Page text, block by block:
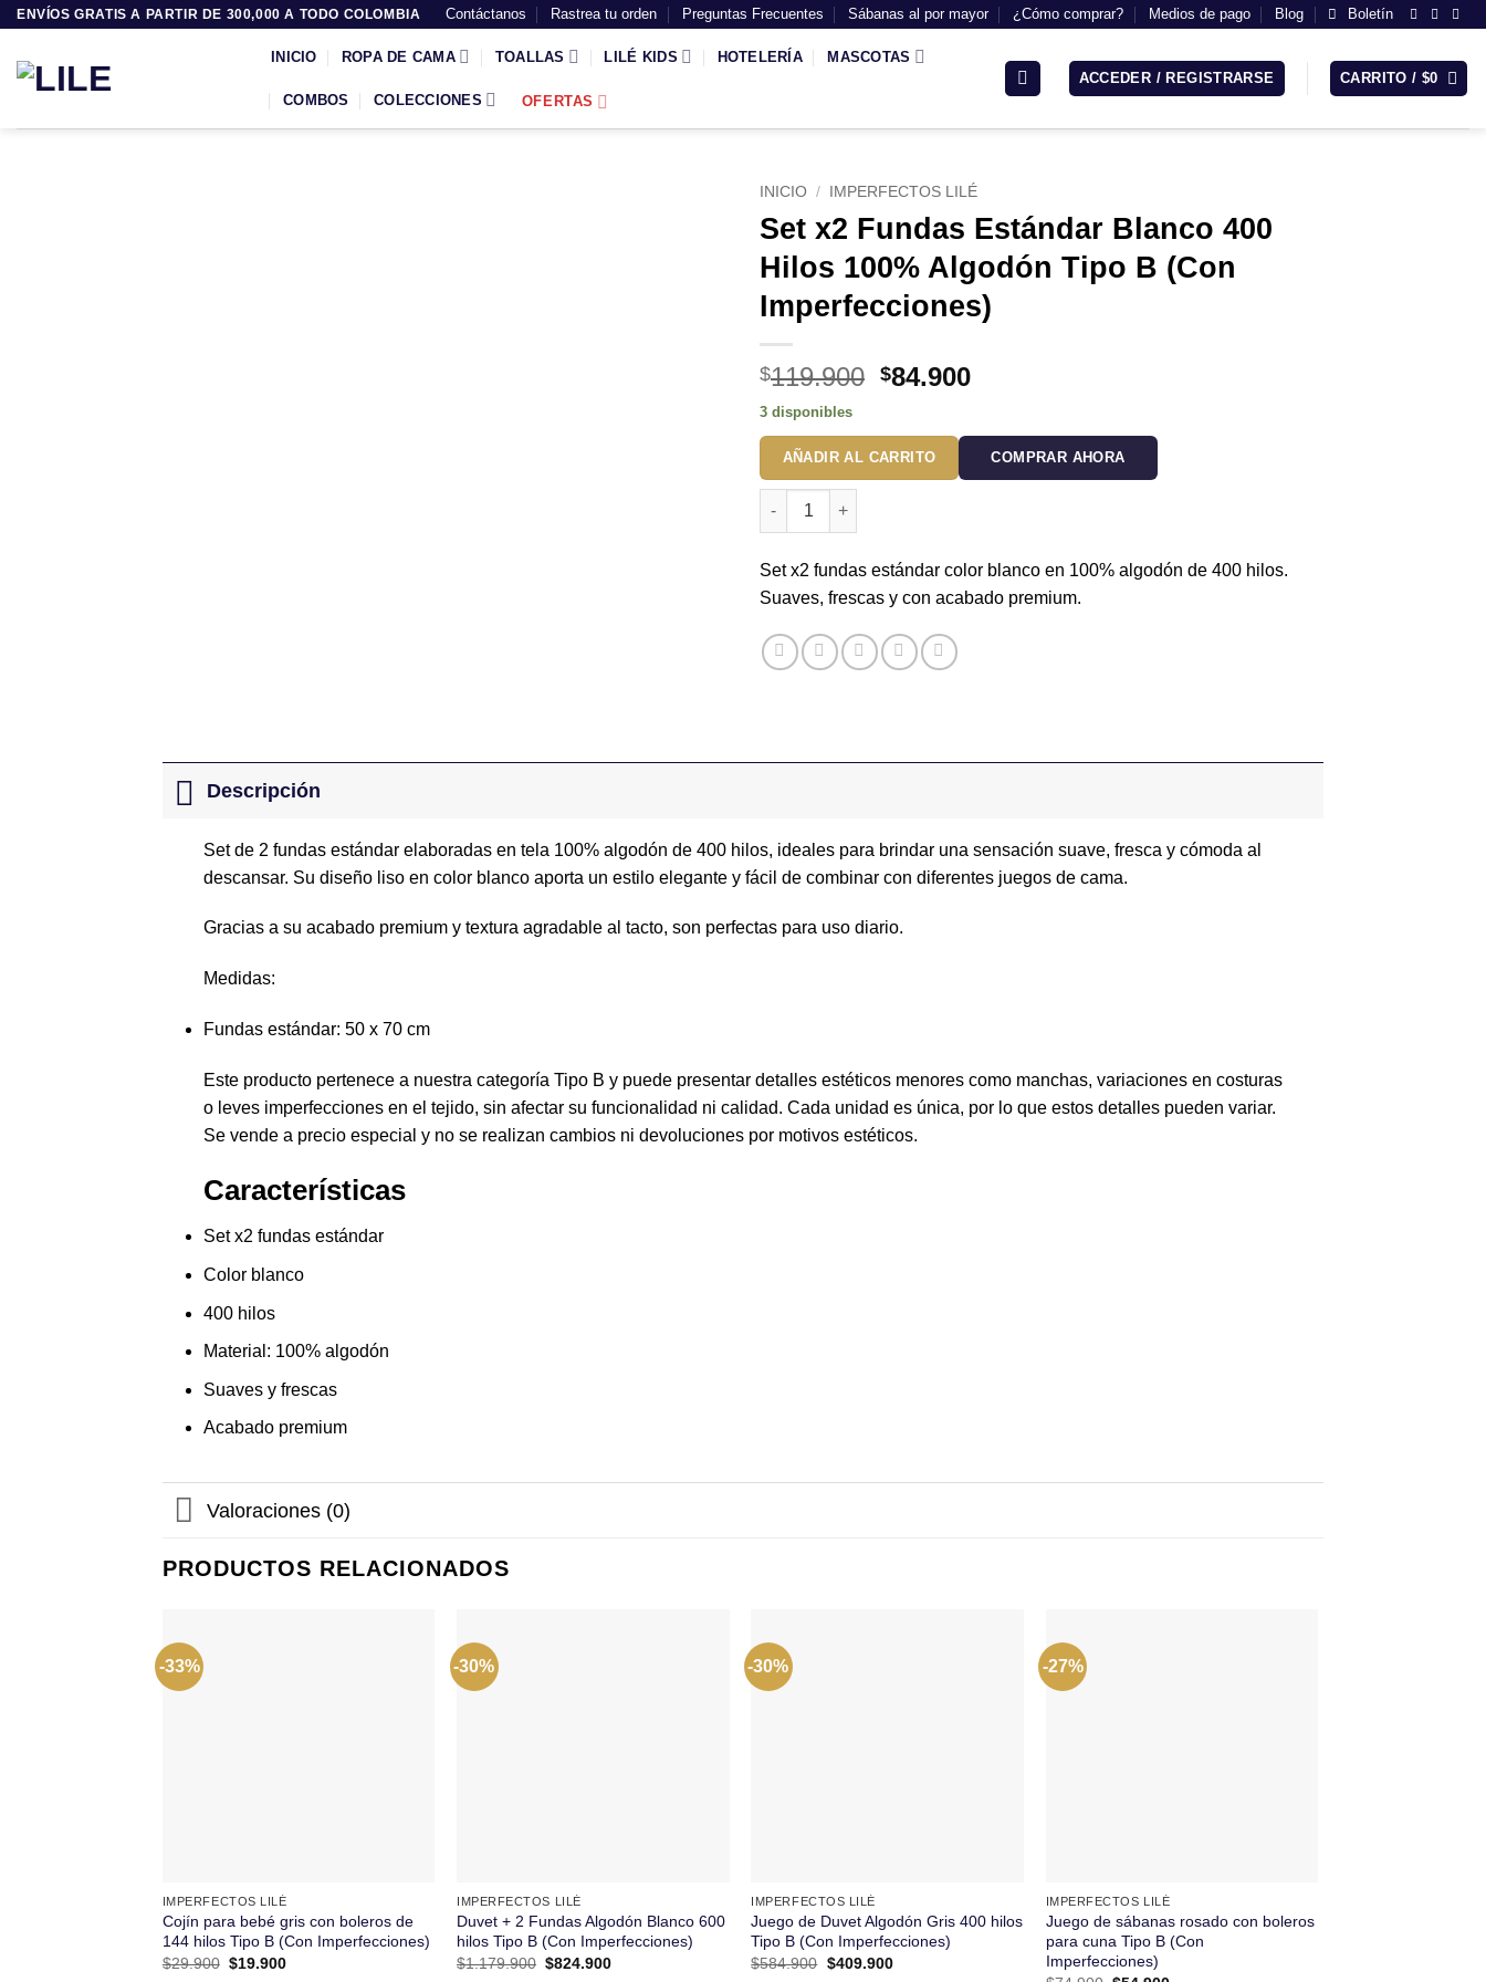
Saltar
contenido
ENVÍOS GRATIS A PARTIR DE 300,000 A TODO COLOMBIA Contáctanos Rastrea tu orden Preguntas Frecuentes Sábanas al por mayor ¿Cómo comprar? Medios de pago Blog Boletín
INICIO ROPA DE CAMA TOALLAS LILÉ KIDS HOTELERÍA MASCOTAS
COMBOS COLECCIONES OFERTAS
ACCEDER / REGISTRARSE CARRITO / $0
INICIO / IMPERFECTOS LILÉ
Set x2 Fundas Estándar Blanco 400
Hilos 100% Algodón Tipo B (Con
Imperfecciones)
$119.900 El
original
era:
$119.900.
$84.900El
actual
es:
$84.900.
3 disponibles
Set x2 Fundas Estándar Blanco 400 Hilos 100% Algodón Tipo B (Con Imperfecciones) cantidad
AÑADIR AL CARRITO COMPRAR AHORA
Set x2 fundas estándar color blanco en 100% algodón de 400 hilos.
Suaves, frescas y con acabado premium.
Descripción
Set de 2 fundas estándar elaboradas en tela 100% algodón de 400 hilos, ideales para brindar una sensación suave, fresca y cómoda al
descansar. Su diseño liso en color blanco aporta un estilo elegante y fácil de combinar con diferentes juegos de cama.
Gracias a su acabado premium y textura agradable al tacto, son perfectas para uso diario.
Medidas:
Fundas estándar: 50 x 70 cm
Este producto pertenece a nuestra categoría Tipo B y puede presentar detalles estéticos menores como manchas, variaciones en costuras
o leves imperfecciones en el tejido, sin afectar su funcionalidad ni calidad. Cada unidad es única, por lo que estos detalles pueden variar.
Se vende a precio especial y no se realizan cambios ni devoluciones por motivos estéticos.
Características
Set x2 fundas estándar
Color blanco
400 hilos
Material: 100% algodón
Suaves y frescas
Acabado premium
Valoraciones (0)
PRODUCTOS RELACIONADOS
-33%
IMPERFECTOS LILÉ
Cojín para bebé gris con boleros de
144 hilos Tipo B (Con Imperfecciones)
$29.900 El
$19.900El
-30%
IMPERFECTOS LILÉ
Duvet + 2 Fundas Algodón Blanco 600
hilos Tipo B (Con Imperfecciones)
$1.179.900 El
$824.900El
-30%
IMPERFECTOS LILÉ
Juego de Duvet Algodón Gris 400 hilos
Tipo B (Con Imperfecciones)
$584.900 El
$409.900El
-27%
IMPERFECTOS LILÉ
Juego de sábanas rosado con boleros
para cuna Tipo B (Con
Imperfecciones)